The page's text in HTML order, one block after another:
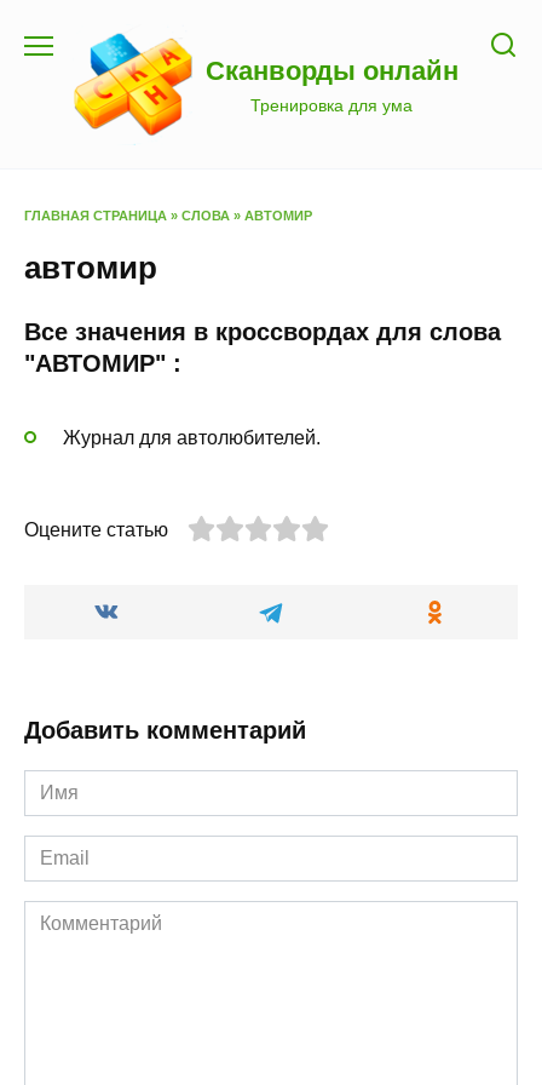
содержанию
Сканворды онлайн
Тренировка для ума
ГЛАВНАЯ СТРАНИЦА » СЛОВА » АВТОМИР
автомир
Все значения в кроссвордах для слова
"АВТОМИР" :
Журнал для автолюбителей.
Оцените статью
Добавить комментарий
Имя
*
Email
*
Комментарий